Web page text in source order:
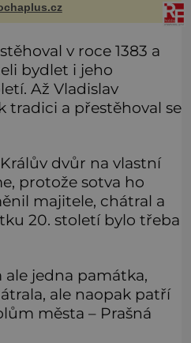
sice dobře, mají ale jednu
vlastnost po chvíl
v roce 1383 a
bydlet i jeho
Až Vladislav
tradici a přestěhoval se
dvůr na vlastní
protože sotva ho
majitele, chátral a
20. století bylo třeba
jedna památka,
ale naopak patří
města – Prašná